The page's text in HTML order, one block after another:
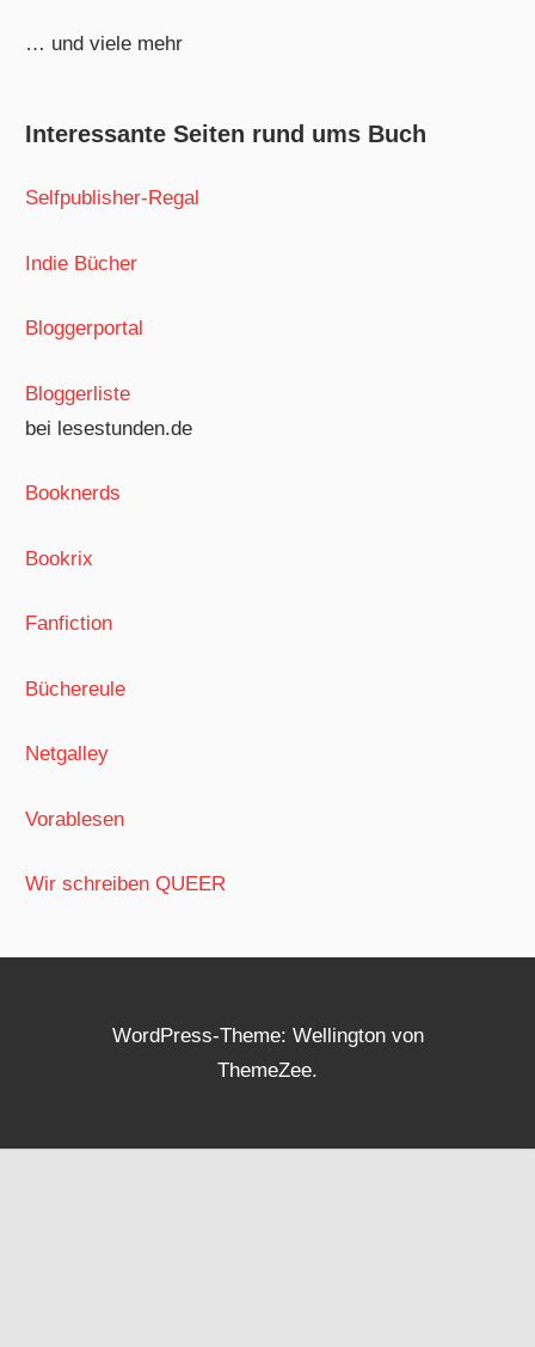
… und viele mehr
Interessante Seiten rund ums Buch
Selfpublisher-Regal
Indie Bücher
Bloggerportal
Bloggerliste
bei lesestunden.de
Booknerds
Bookrix
Fanfiction
Büchereule
Netgalley
Vorablesen
Wir schreiben QUEER
WordPress-Theme: Wellington von
ThemeZee.